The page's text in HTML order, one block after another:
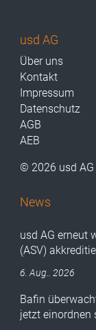
usd AG
Über uns
Kontakt
Impressum
Datenschutz
AGB
AEB
© 2026 usd AG
News
usd AG erneut
(ASV)
6. Aug.. 2026
Bafin
jetzt einordnen